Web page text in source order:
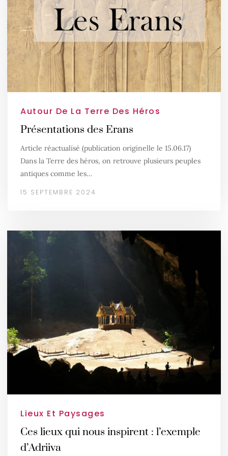
Autour De La Terre Des Héros
Présentations des Erans
Article réactualisé (publication originelle le 15.06.17)
Dans la Terre des héros, on retrouve plusieurs peuples
antiques comme les…
15 SEPTEMBRE 2024
Lieux Et Paysages
Ces lieux qui nous inspirent : l’exemple
d’Adriiva